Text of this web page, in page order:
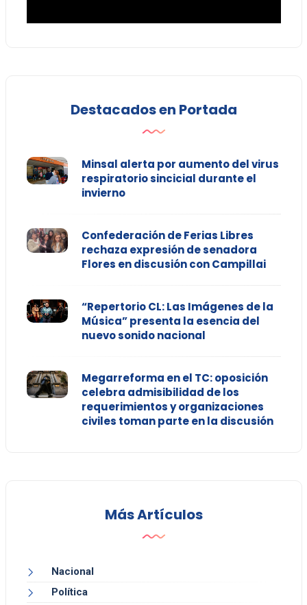
Destacados en Portada
Minsal alerta por aumento del virus
respiratorio sincicial durante el
invierno
Confederación de Ferias Libres
rechaza expresión de senadora
Flores en discusión con Campillai
“Repertorio CL: Las Imágenes de la
Música” presenta la esencia del
nuevo sonido nacional
Megarreforma en el TC: oposición
celebra admisibilidad de los
requerimientos y organizaciones
civiles toman parte en la discusión
Más Artículos
Nacional
Política